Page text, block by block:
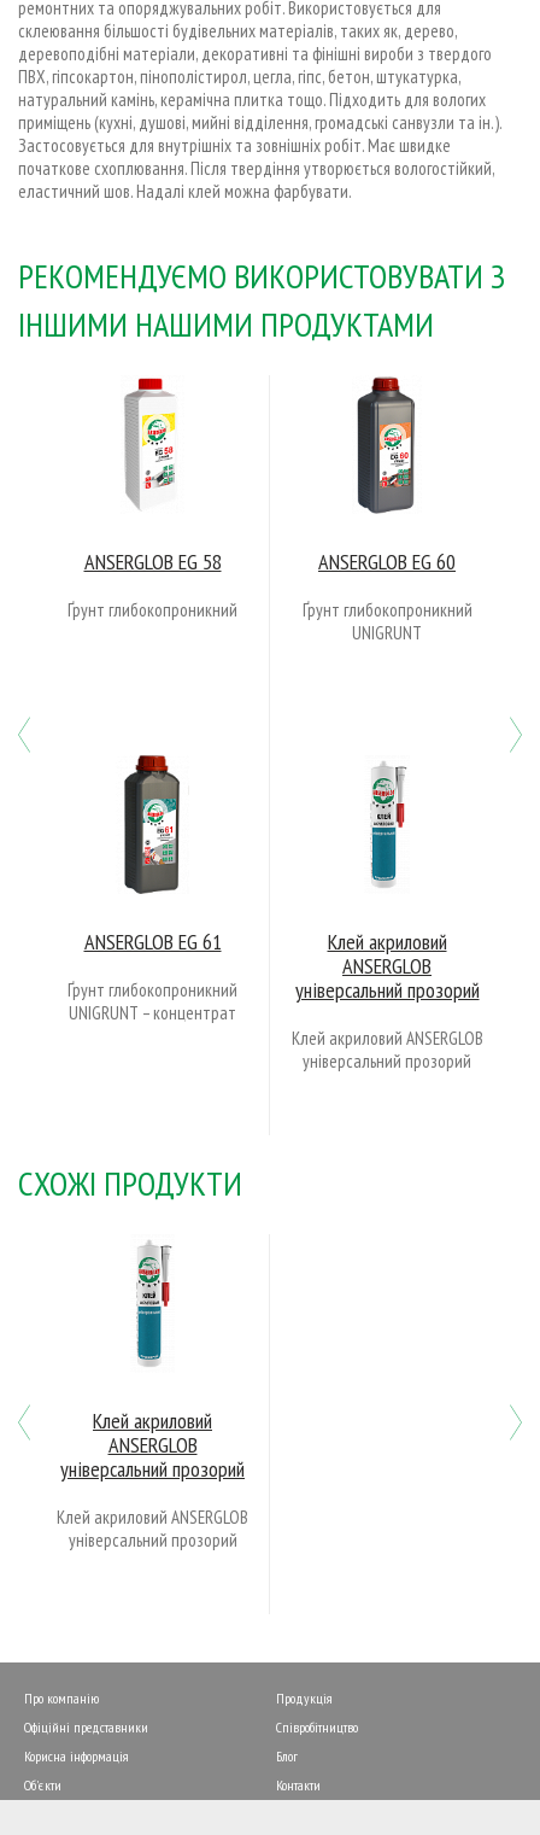
ремонтних та опоряджувальних робіт. Використовується для
склеювання більшості будівельних матеріалів, таких як, дерево,
деревоподібні матеріали, декоративні та фінішні вироби з твердого
ПВХ, гіпсокартон, пінополістирол, цегла, гіпс, бетон, штукатурка,
натуральний камінь, керамічна плитка тощо. Підходить для вологих
приміщень (кухні, душові, мийні відділення, громадські санвузли та ін.).
Застосовується для внутрішніх та зовнішніх робіт. Має швидке
початкове схоплювання. Після твердіння утворюється вологостійкий,
еластичний шов. Надалі клей можна фарбувати.
РЕКОМЕНДУЄМО ВИКОРИСТОВУВАТИ З
ІНШИМИ НАШИМИ ПРОДУКТАМИ
ANSERGLOB EG 58
Ґрунт глибокопроникний
ANSERGLOB EG 60
Ґрунт глибокопроникний
UNIGRUNT
ANSERGLOB EG 61
Ґрунт глибокопроникний
UNIGRUNT – концентрат
Клей акриловий
ANSERGLOВ
універсальний прозорий
Клей акриловий ANSERGLOВ
універсальний прозорий
Previous
СХОЖІ ПРОДУКТИ
Клей акриловий
ANSERGLOВ
універсальний прозорий
Клей акриловий ANSERGLOВ
універсальний прозорий
Previous
Про компанію
Продукція
Офіційні представники
Співробітництво
Корисна інформація
Блог
Об'єкти
Контакти